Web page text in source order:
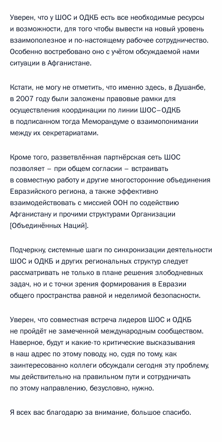
Уверен, что у ШОС и ОДКБ есть все необходимые ресурсы
и возможности, для того чтобы вывести на новый уровень
взаимополезное и по-настоящему рабочее сотрудничество.
Особенно востребовано оно с учётом обсуждаемой нами
ситуации в Афганистане.
Кстати, не могу не отметить, что именно здесь, в Душанбе,
в 2007 году были заложены правовые рамки для
осуществления координации по линии ШОС–ОДКБ
в подписанном тогда Меморандуме о взаимопонимании
между их секретариатами.
Кроме того, разветвлённая партнёрская сеть ШОС
позволяет – при общем согласии – встраивать
в совместную работу и другие многосторонние объединения
Евразийского региона, а также эффективно
взаимодействовать с миссией ООН по содействию
Афганистану и прочими структурами Организации
[Объединённых Наций].
Подчеркну, системные шаги по синхронизации деятельности
ШОС и ОДКБ и других региональных структур следует
рассматривать не только в плане решения злободневных
задач, но и с точки зрения формирования в Евразии
общего пространства равной и неделимой безопасности.
Уверен, что совместная встреча лидеров ШОС и ОДКБ
не пройдёт не замеченной международным сообществом.
Наверное, будут и какие-то критические высказывания
в наш адрес по этому поводу, но, судя по тому, как
заинтересованно коллеги обсуждали сегодня эту проблему,
мы действительно на правильном пути и сотрудничать
по этому направлению, безусловно, нужно.
Я всех вас благодарю за внимание, большое спасибо.